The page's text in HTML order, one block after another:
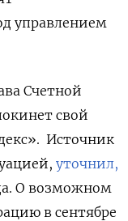
управлением
Счетной
свой
Источник
уточнил,
О возможном
в сентябре